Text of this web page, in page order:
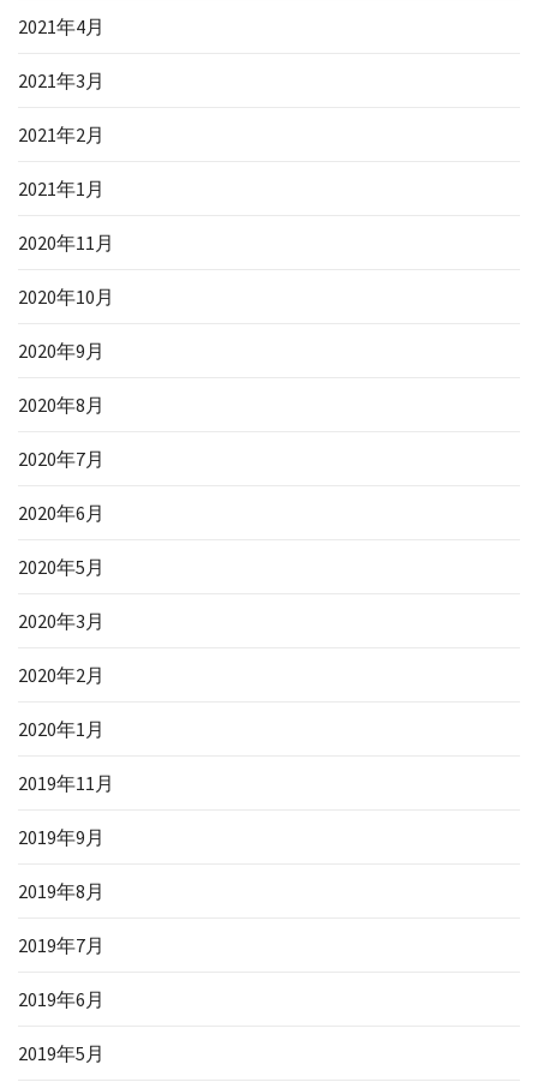
2021年4月
2021年3月
2021年2月
2021年1月
2020年11月
2020年10月
2020年9月
2020年8月
2020年7月
2020年6月
2020年5月
2020年3月
2020年2月
2020年1月
2019年11月
2019年9月
2019年8月
2019年7月
2019年6月
2019年5月